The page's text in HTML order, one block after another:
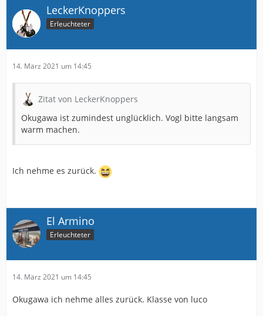
LeckerKnoppers
Erleuchteter
14. März 2021 um 14:45
Zitat von LeckerKnoppers
Okugawa ist zumindest unglücklich. Vogl bitte langsam
warm machen.
Ich nehme es zurück.
El Armino
Erleuchteter
14. März 2021 um 14:45
Okugawa ich nehme alles zurück. Klasse von luco